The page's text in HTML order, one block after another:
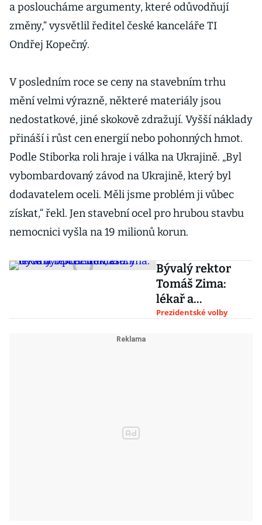
a posloucháme argumenty, které odůvodňují
změny,“ vysvětlil ředitel české kanceláře TI
Ondřej Kopečný.
V posledním roce se ceny na stavebním trhu
mění velmi výrazně, některé materiály jsou
nedostatkové, jiné skokově zdražují. Vyšší náklady
přináší i růst cen energií nebo pohonných hmot.
Podle Stiborka roli hraje i válka na Ukrajině. „Byl
vybombardovaný závod na Ukrajině, který byl
dodavatelem oceli. Měli jsme problém ji vůbec
získat,“ řekl. Jen stavební ocel pro hrubou stavbu
nemocnici vyšla na 19 milionů korun.
Bývalý rektor
Tomáš Zima:
lékař a
biochemik, který
Prezidentské volby